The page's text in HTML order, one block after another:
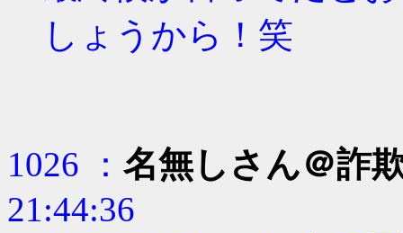
しょうから！笑
1026 ： 名無しさん＠詐
21:44:36